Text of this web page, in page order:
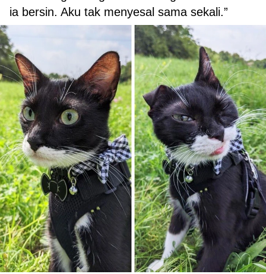
ia bersin. Aku tak menyesal sama sekali.”